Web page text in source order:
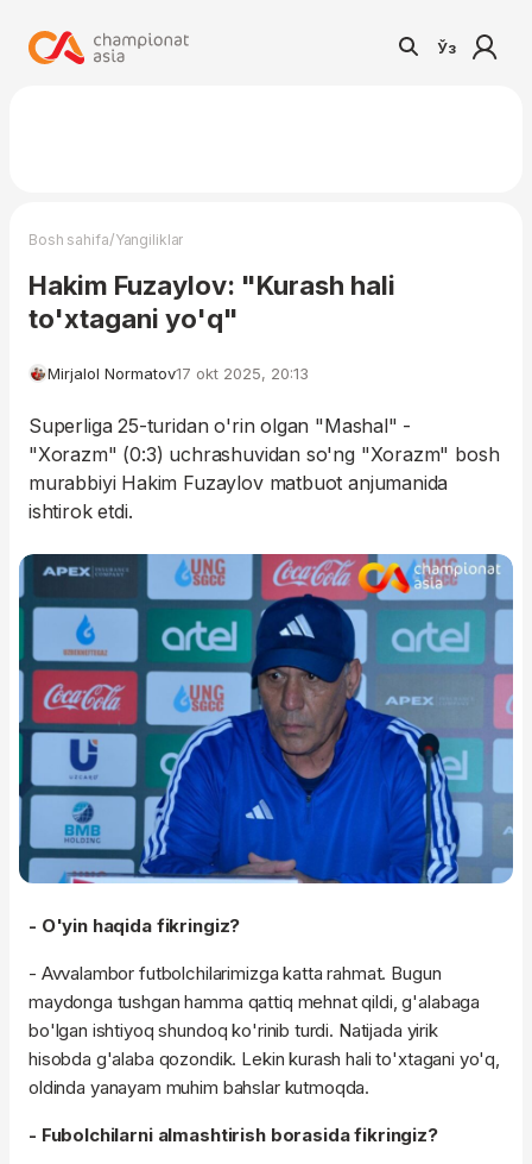
Ўз
Bosh sahifa/Yangiliklar
Hakim Fuzaylov: "Kurash hali
to'xtagani yo'q"
Mirjalol Normatov17 okt 2025, 20:13
Superliga 25-turidan o'rin olgan "Mashal" -
"Xorazm" (0:3) uchrashuvidan so'ng "Xorazm" bosh
murabbiyi Hakim Fuzaylov matbuot anjumanida
ishtirok etdi.
- O'yin haqida fikringiz?
- Avvalambor futbolchilarimizga katta rahmat. Bugun
maydonga tushgan hamma qattiq mehnat qildi, g'alabaga
bo'lgan ishtiyoq shundoq ko'rinib turdi. Natijada yirik
hisobda g'alaba qozondik. Lekin kurash hali to'xtagani yo'q,
oldinda yanayam muhim bahslar kutmoqda.
- Fubolchilarni almashtirish borasida fikringiz?